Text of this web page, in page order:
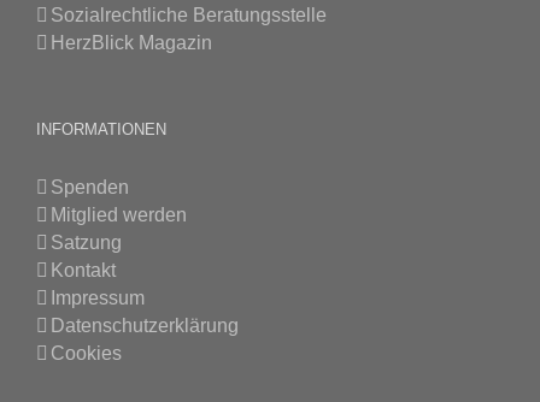
Sozialrechtliche Beratungsstelle
HerzBlick Magazin
INFORMATIONEN
Spenden
Mitglied werden
Satzung
Kontakt
Impressum
Datenschutzerklärung
Cookies